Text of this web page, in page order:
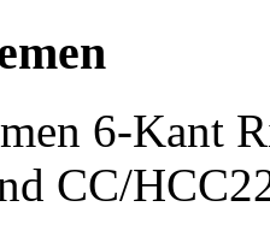
6-Kant
CC/